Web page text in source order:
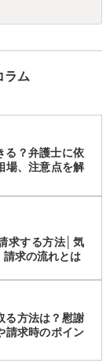
ラム
る？弁護士に依
場、注意点を解
求する方法│気
請求の流れとは
る方法は？慰謝
請求時のポイン